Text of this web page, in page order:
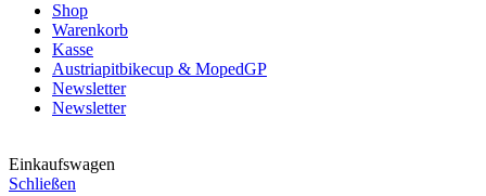
Shop
Warenkorb
Kasse
Austriapitbikecup & MopedGP
Newsletter
Newsletter
Einkaufswagen
Schließen